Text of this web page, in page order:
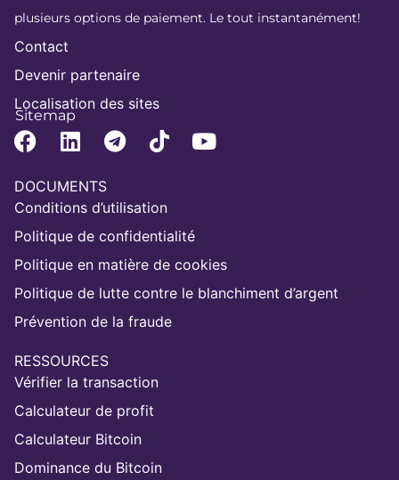
plusieurs options de paiement. Le tout instantanément!
Contact
Devenir partenaire
Localisation des sites
Sitemap
DOCUMENTS
Conditions d’utilisation
Politique de confidentialité
Politique en matière de cookies
Politique de lutte contre le blanchiment d’argent
Prévention de la fraude
RESSOURCES
Vérifier la transaction
Calculateur de profit
Calculateur Bitcoin
Dominance du Bitcoin